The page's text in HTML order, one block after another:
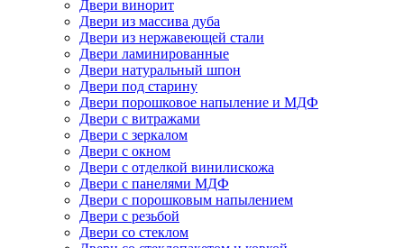
Двери винорит
Двери из массива дуба
Двери из нержавеющей стали
Двери ламинированные
Двери натуральный шпон
Двери под старину
Двери порошковое напыление и МДФ
Двери с витражами
Двери с зеркалом
Двери с окном
Двери с отделкой винилискожа
Двери с панелями МДФ
Двери с порошковым напылением
Двери с резьбой
Двери со стеклом